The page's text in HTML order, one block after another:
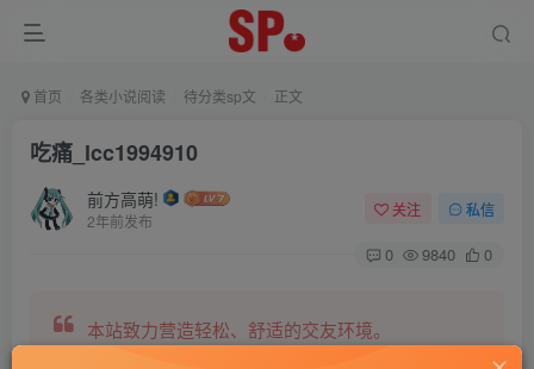
首页 各类小说阅读 待分类sp文 正文
吃痛_lcc1994910
前方高萌!
2年前发布
关注 私信
0 9840 0
本站致力营造轻松、舒适的交友环境。